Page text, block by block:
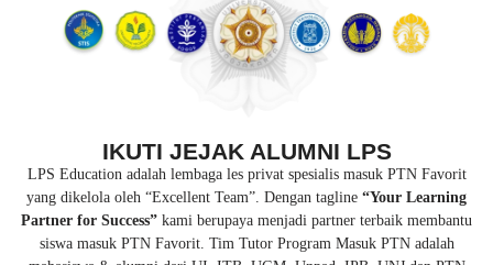
IKUTI JEJAK ALUMNI LPS
LPS Education adalah lembaga les privat spesialis masuk PTN Favorit
yang dikelola oleh “Excellent Team”. Dengan tagline “Your Learning
Partner for Success” kami berupaya menjadi partner terbaik membantu
siswa masuk PTN Favorit. Tim Tutor Program Masuk PTN adalah